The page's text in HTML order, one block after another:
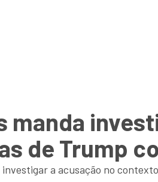
manda
de Trump
a acusação no